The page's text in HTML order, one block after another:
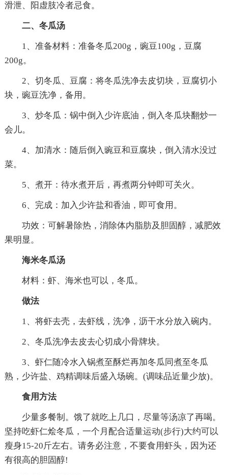
滑泄、阳虚肢冷者忌食。
二、冬瓜汤
1、准备材料：准备冬瓜200g，豌豆100g，豆腐
200g。
2、切冬瓜、豆腐：将冬瓜洗净去皮切块，豆腐切小
块，豌豆洗净，备用。
3、炒冬瓜：锅中倒入少许底油，倒入冬瓜块翻炒一
会儿。
4、加清水：随后倒入豌豆和豆腐块，倒入清水没过
菜。
5、煮开：待水煮开后，再煮两分钟即可关火。
6、完成：加入少许盐和香油，即可食用。
功效：可解暑除热，消除体内脂肪及胆固醇，减肥效
果明显。
海米冬瓜汤
材料：虾、海米也可以，冬瓜。
做法
1、将虾去壳，去虾线，洗净，沥干水分放入碗内。
2、冬瓜洗净去皮去心切成小骨牌块。
3、虾仁随冷水入锅煮至酥烂再加冬瓜同煮至冬瓜
熟，少许盐、鸡精调味后盛入场碗。(调味品近量少放)。
食用方法
少量多餐制。饿了就吃上几口，尽量等汤凉了再喝。
坚持吃虾仁烩冬瓜，一个月配合适量运动(步行)大约可以
瘦身15-20斤左右。请务必注意，不要食用虾头，因为还
有很高的胆固醇!